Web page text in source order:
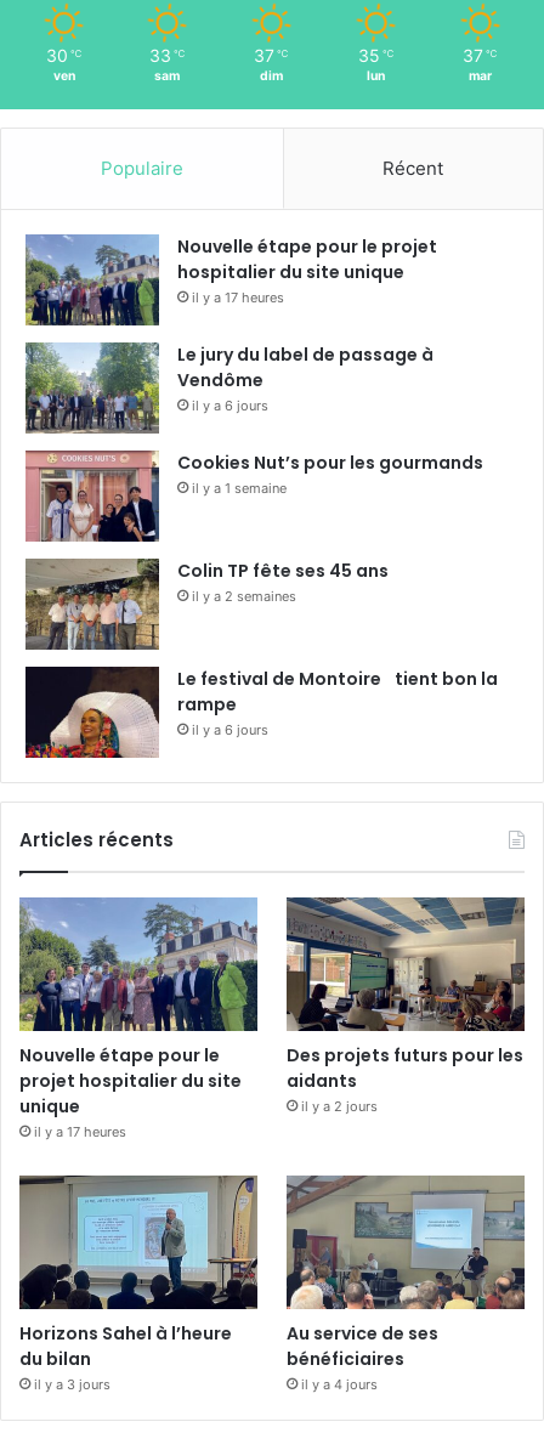
é
e
n
d
ô
m
e
30 ℃
ven
33 ℃
sam
37 ℃
dim
35 ℃
lun
37 ℃
mar
Populaire Récent
Nouvelle étape pour le projet
hospitalier du site unique
il y a 17 heures
Le jury du label de passage à
Vendôme
il y a 6 jours
Cookies Nut’s pour les gourmands
il y a 1 semaine
Colin TP fête ses 45 ans
il y a 2 semaines
Le festival de Montoire tient bon la
rampe
il y a 6 jours
Articles récents
Nouvelle étape pour le
projet hospitalier du site
unique
il y a 17 heures
Des projets futurs pour les
aidants
il y a 2 jours
Horizons Sahel à l’heure
du bilan
il y a 3 jours
Au service de ses
bénéficiaires
il y a 4 jours